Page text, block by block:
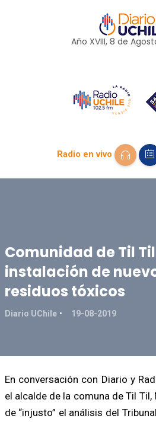
Año XVIII, 8 de
Radio en vivo
Comunidad de Til
instalación de
residuos tóxicos
Diario UChile 19-08-2019
En conversación con Diario y
el alcalde de la comuna de Til
de “injusto” el análisis del